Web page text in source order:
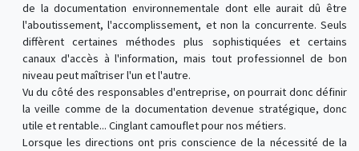
de la documentation environnementale dont elle aurait dû être
l'aboutissement, l'accomplissement, et non la concurrente. Seuls
diffèrent certaines méthodes plus sophistiquées et certains
canaux d'accès à l'information, mais tout professionnel de bon
niveau peut maîtriser l'un et l'autre.
Vu du côté des responsables d'entreprise, on pourrait donc définir
la veille comme de la documentation devenue stratégique, donc
utile et rentable... Cinglant camouflet pour nos métiers.
Lorsque les directions ont pris conscience de la nécessité de la